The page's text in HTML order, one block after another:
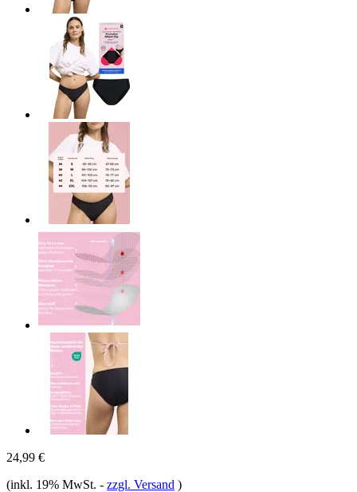
24,99 €
(inkl. 19% MwSt. - zzgl. Versand )